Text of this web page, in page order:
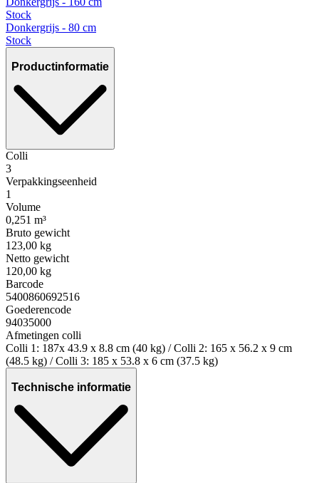
Stock
Donkergrijs - 80 cm
Stock
Productinformatie
Colli
3
Verpakkingseenheid
1
Volume
0,251 m³
Bruto gewicht
123,00 kg
Netto gewicht
120,00 kg
Barcode
5400860692516
Goederencode
94035000
Afmetingen colli
Colli 1: 187x 43.9 x 8.8 cm (40 kg) / Colli 2: 165 x 56.2 x 9 cm
(48.5 kg) / Colli 3: 185 x 53.8 x 6 cm (37.5 kg)
Technische informatie